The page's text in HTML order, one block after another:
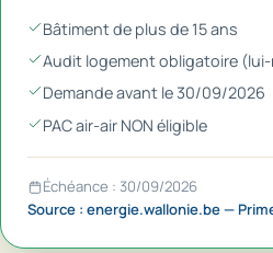
Bâtiment de plus de 15 ans
Audit logement obligatoire (lui-
Demande avant le 30/09/2026
PAC air-air NON éligible
Échéance : 30/09/2026
Source : energie.wallonie.be —